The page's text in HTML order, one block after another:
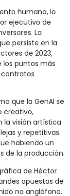
humano, lo
ejecutivo de
La
persiste en la
de 2023,
los puntos más
contratos
que la GenAI se
creativo,
la visión artística
y repetitivas.
habiendo un
de la producción.
de Héctor
apuestas de
no anglófono.